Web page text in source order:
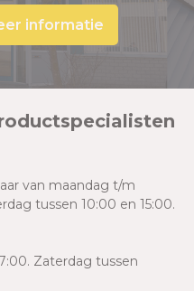
informatie
van maandag t/m
tussen 10:00 en 15:00.
Zaterdag tussen